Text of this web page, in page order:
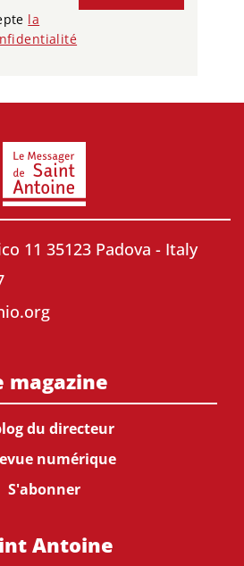
la
11 35123 Padova - Italy
magazine
du directeur
numérique
S'abonner
Antoine